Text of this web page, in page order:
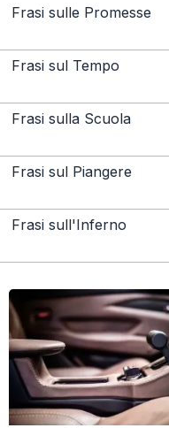
Frasi sulle Promesse
Frasi sul Tempo
Frasi sulla Scuola
Frasi sul Piangere
Frasi sull'Inferno